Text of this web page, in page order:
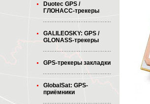
Duotec GPS /
ГЛОНАСС-трекеры
GALILEOSKY: GPS /
GLONASS-трекеры
GPS-трекеры закладки
GlobalSat: GPS-
приёмники